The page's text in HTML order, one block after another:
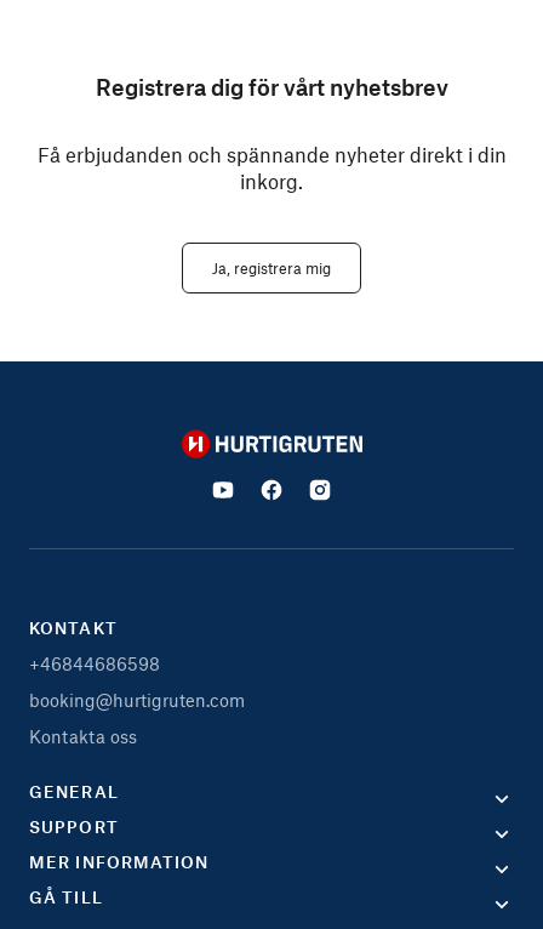
Registrera dig för vårt nyhetsbrev
Få erbjudanden och spännande nyheter direkt i din
inkorg.
Ja, registrera mig
Hurtigruten
KONTAKT
+46844686598
booking@hurtigruten.com
Kontakta oss
GENERAL
SUPPORT
MER INFORMATION
GÅ TILL